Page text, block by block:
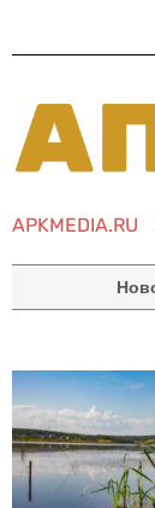
APKMEDIA.RU